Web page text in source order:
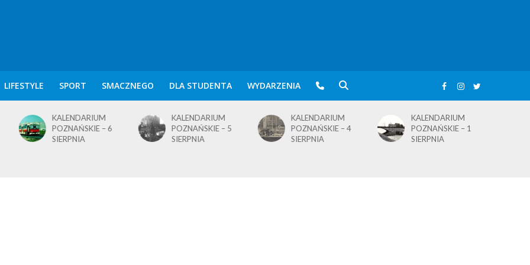
LIFESTYLE SPORT SMACZNEGO DLA STUDENTA WYDARZENIA
KALENDARIUM
POZNAŃSKIE – 5
SIERPNIA
KALENDARIUM
POZNAŃSKIE – 4
SIERPNIA
KALENDARIUM
POZNAŃSKIE – 1
SIERPNIA
BLusowe święto nad
wielkopolskim
jeziorem